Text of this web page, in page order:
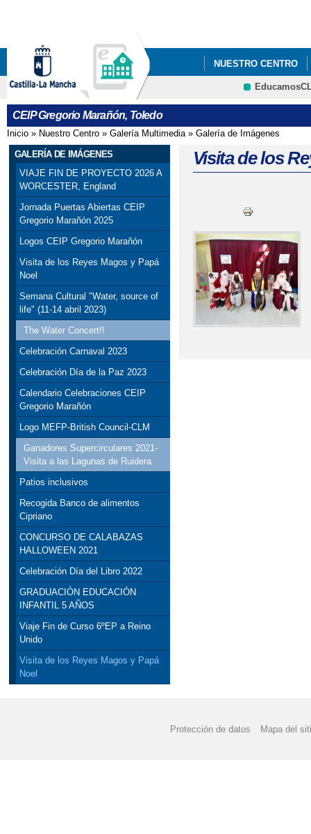
NUESTRO CENTRO
CONVENIO BRITISH
CEIP Gregorio Marañón, Toledo
Se encuentra usted aquí
Inicio » Nuestro Centro » Galería Multimedia» Galería de Imágenes
GALERÍA DE IMÁGENES
VIAJE FIN DE PROYECTO 2026 A
WORCESTER, England
Jornada Puertas Abiertas CEIP
Gregorio Marañón 2025
Logos CEIP Gregorio Marañón
Visita de los Reyes Magos y Papá
Noel
Semana Cultural "Water, source of
life" (11-14 abril 2023)
The Water Concert!!
Celebración Carnaval 2023
Celebración Día de la Paz 2023
Calendario Celebraciones CEIP
Gregorio Marañón
Logo MEFP-British Council-CLM
Ganadores Supercirculares 2021-
Visita a las Lagunas de Ruidera
Patios inclusivos
Recogida Banco de alimentos
Cipriano
CONCURSO DE CALABAZAS
HALLOWEEN 2021
Celebración Día del Libro 2022
GRADUACIÓN EDUCACIÓN
INFANTIL 5 AÑOS
Viaje Fin de Curso 6ºEP a Reino
Unido
Visita de los Reyes Magos y Papá
Noel
Visita de los
Protección de datos Mapa del